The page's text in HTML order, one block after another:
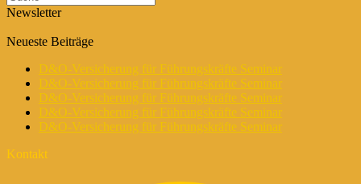
Newsletter
Neueste Beiträge
D&O-Versicherung für Führungskräfte Seminar
D&O-Versicherung für Führungskräfte Seminar
D&O-Versicherung für Führungskräfte Seminar
D&O-Versicherung für Führungskräfte Seminar
D&O-Versicherung für Führungskräfte Seminar
Kontakt